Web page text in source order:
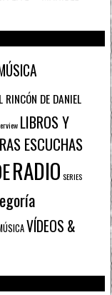
RINCÓN DE DANIEL
LIBROS Y
ESCUCHAS
RADIO SERIES
VÍDEOS &